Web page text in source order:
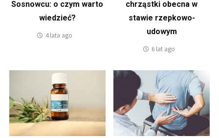
Sosnowcu: o czym warto
wiedzieć?
4 lata ago
chrząstki obecna w
stawie rzepkowo-
udowym
6 lat ago